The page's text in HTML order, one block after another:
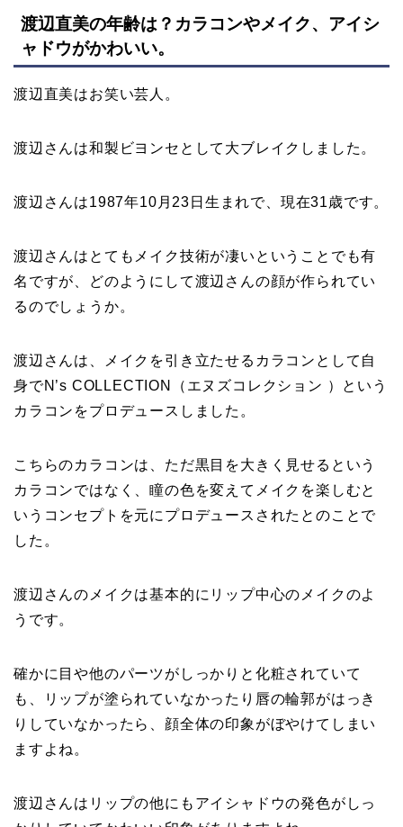
渡辺直美の年齢は？カラコンやメイク、アイシ
ャドウがかわいい。
渡辺直美はお笑い芸人。
渡辺さんは和製ビヨンセとして大ブレイクしました。
渡辺さんは1987年10月23日生まれで、現在31歳です。
渡辺さんはとてもメイク技術が凄いということでも有
名ですが、どのようにして渡辺さんの顔が作られてい
るのでしょうか。
渡辺さんは、メイクを引き立たせるカラコンとして自
身でN’s COLLECTION（エヌズコレクション ）という
カラコンをプロデュースしました。
こちらのカラコンは、ただ黒目を大きく見せるという
カラコンではなく、瞳の色を変えてメイクを楽しむと
いうコンセプトを元にプロデュースされたとのことで
した。
渡辺さんのメイクは基本的にリップ中心のメイクのよ
うです。
確かに目や他のパーツがしっかりと化粧されていて
も、リップが塗られていなかったり唇の輪郭がはっき
りしていなかったら、顔全体の印象がぼやけてしまい
ますよね。
渡辺さんはリップの他にもアイシャドウの発色がしっ